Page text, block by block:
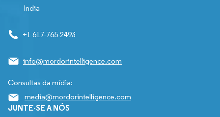
India
+1 617-765-2493
info@mordorintelligence.com
Consultas da mídia:
media@mordorintelligence.com
JUNTE-SE A NÓS